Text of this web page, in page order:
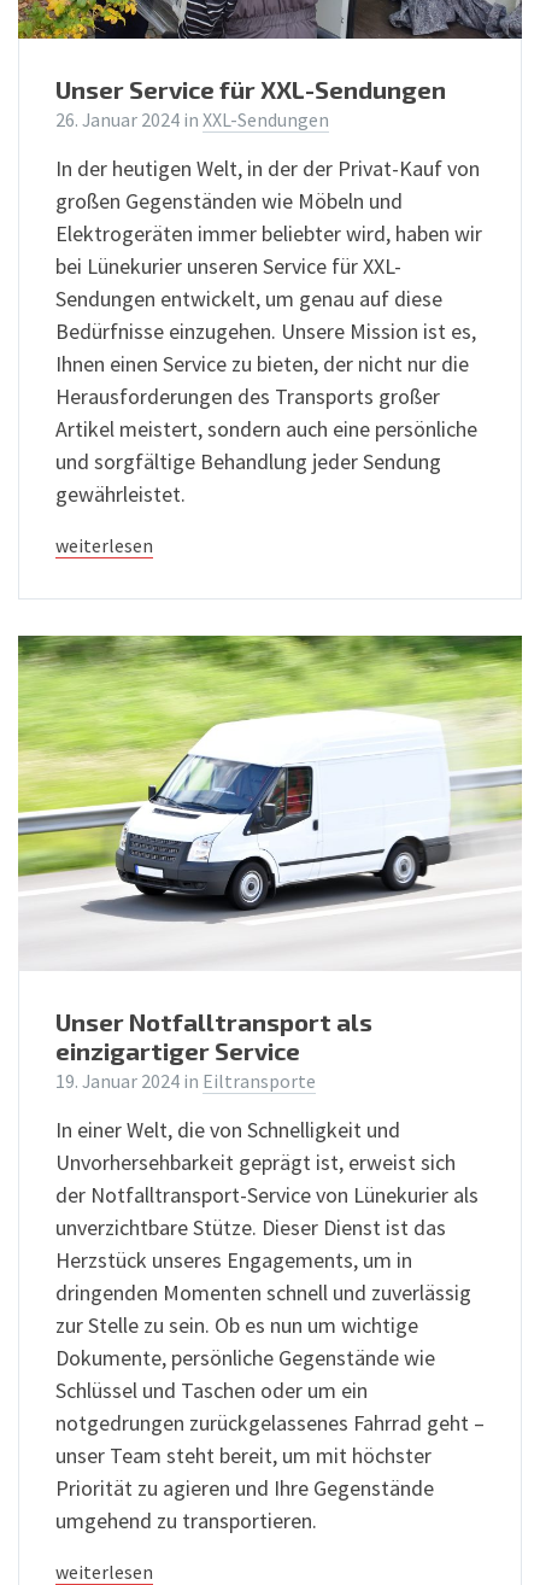
Unser Service für XXL-Sendungen
26. Januar 2024 in XXL-Sendungen
In der heutigen Welt, in der der Privat-Kauf von
großen Gegenständen wie Möbeln und
Elektrogeräten immer beliebter wird, haben wir
bei Lünekurier unseren Service für XXL-
Sendungen entwickelt, um genau auf diese
Bedürfnisse einzugehen. Unsere Mission ist es,
Ihnen einen Service zu bieten, der nicht nur die
Herausforderungen des Transports großer
Artikel meistert, sondern auch eine persönliche
und sorgfältige Behandlung jeder Sendung
gewährleistet.
weiterlesen
Unser Notfalltransport als
einzigartiger Service
19. Januar 2024 in Eiltransporte
In einer Welt, die von Schnelligkeit und
Unvorhersehbarkeit geprägt ist, erweist sich
der Notfalltransport-Service von Lünekurier als
unverzichtbare Stütze. Dieser Dienst ist das
Herzstück unseres Engagements, um in
dringenden Momenten schnell und zuverlässig
zur Stelle zu sein. Ob es nun um wichtige
Dokumente, persönliche Gegenstände wie
Schlüssel und Taschen oder um ein
notgedrungen zurückgelassenes Fahrrad geht –
unser Team steht bereit, um mit höchster
Priorität zu agieren und Ihre Gegenstände
umgehend zu transportieren.
weiterlesen